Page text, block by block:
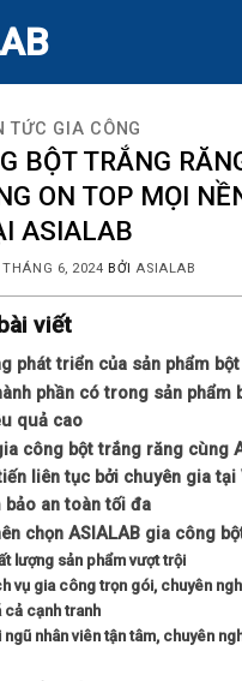
TỨC GIA CÔNG
BỘT TRẮNG
ON TOP MỌI
ASIALAB
THÁNG 6, 2024 BỞIASIALAB
viết
phát triển của sản phẩm
phần có trong sản phẩm
quả cao
công bột trắng răng cùng
liên tục bởi chuyên gia tại
bảo an toàn tối đa
chọn ASIALAB gia công
lượng sản phẩm vượt trội
vụ gia công trọn gói, chuyên
cả cạnh tranh
ngũ nhân viên tận tâm, chuyên